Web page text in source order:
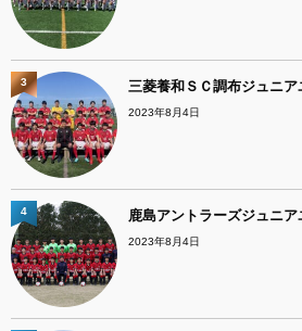
三菱養和ＳＣ調布ジュニア
2023年8月4日
3
鹿島アントラーズジュニア
2023年8月4日
4